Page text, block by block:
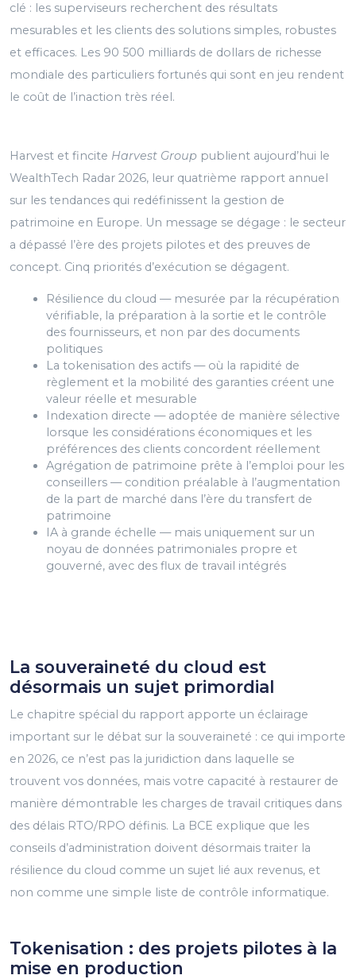
clé : les superviseurs recherchent des résultats
mesurables et les clients des solutions simples, robustes
et efficaces. Les 90 500 milliards de dollars de richesse
mondiale des particuliers fortunés qui sont en jeu rendent
le coût de l’inaction très réel.
Harvest et fincite Harvest Group publient aujourd’hui le
WealthTech Radar 2026, leur quatrième rapport annuel
sur les tendances qui redéfinissent la gestion de
patrimoine en Europe. Un message se dégage : le secteur
a dépassé l’ère des projets pilotes et des preuves de
concept. Cinq priorités d’exécution se dégagent.
Résilience du cloud — mesurée par la récupération
vérifiable, la préparation à la sortie et le contrôle
des fournisseurs, et non par des documents
politiques
La tokenisation des actifs — où la rapidité de
règlement et la mobilité des garanties créent une
valeur réelle et mesurable
Indexation directe — adoptée de manière sélective
lorsque les considérations économiques et les
préférences des clients concordent réellement
Agrégation de patrimoine prête à l’emploi pour les
conseillers — condition préalable à l’augmentation
de la part de marché dans l’ère du transfert de
patrimoine
IA à grande échelle — mais uniquement sur un
noyau de données patrimoniales propre et
gouverné, avec des flux de travail intégrés
La souveraineté du cloud est
désormais un sujet primordial
Le chapitre spécial du rapport apporte un éclairage
important sur le débat sur la souveraineté : ce qui importe
en 2026, ce n’est pas la juridiction dans laquelle se
trouvent vos données, mais votre capacité à restaurer de
manière démontrable les charges de travail critiques dans
des délais RTO/RPO définis. La BCE explique que les
conseils d’administration doivent désormais traiter la
résilience du cloud comme un sujet lié aux revenus, et
non comme une simple liste de contrôle informatique.
Tokenisation : des projets pilotes à la
mise en production